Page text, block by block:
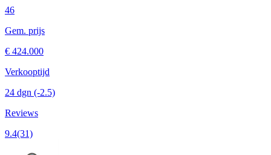
46
Gem. prijs
€ 424.000
Verkooptijd
24 dgn (-2.5)
Reviews
9.4(31)